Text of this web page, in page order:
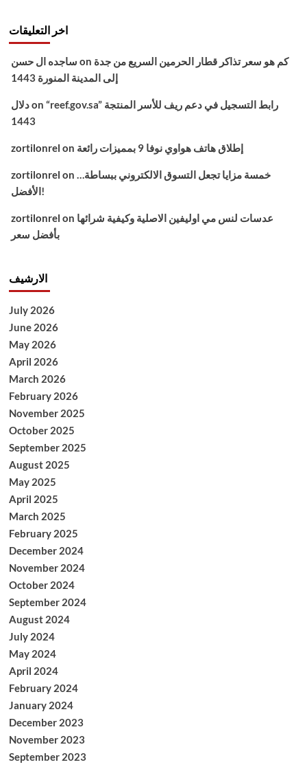
اخر التعليقات
ساجده ال حسن on كم هو سعر تذاكر قطار الحرمين السريع من جدة
إلى المدينة المنورة 1443
دلالon “reef.gov.sa” رابط التسجيل في دعم ريف للأسر المنتجة
1443
zortilonrel on إطلاق هاتف هواوي نوفا 9 بمميزات رائعة
zortilonrel on خمسة مزايا تجعل التسوق الالكتروني ببساطة…
الأفضل!
zortilonrel on عدسات لنس مي اوليفين الاصلية وكيفية شرائها
بأفضل سعر
الارشيف
July 2026
June 2026
May 2026
April 2026
March 2026
February 2026
November 2025
October 2025
September 2025
August 2025
May 2025
April 2025
March 2025
February 2025
December 2024
November 2024
October 2024
September 2024
August 2024
July 2024
May 2024
April 2024
February 2024
January 2024
December 2023
November 2023
September 2023